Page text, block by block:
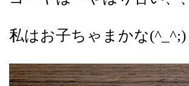
私はお子ちゃまかな(^_^;)